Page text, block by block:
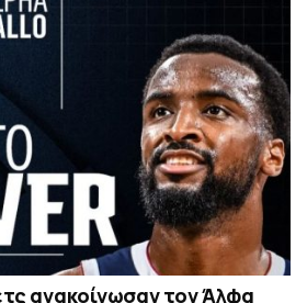
ανακοίνωσαν τον Άλφα